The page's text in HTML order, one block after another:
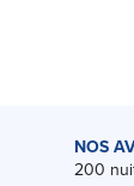
NOS
200